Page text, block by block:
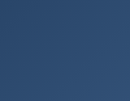
em nova janela)